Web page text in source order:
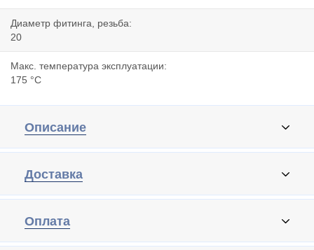
Диаметр фитинга, резьба:
20
Макс. температура эксплуатации:
175 °C
Описание
Доставка
Оплата